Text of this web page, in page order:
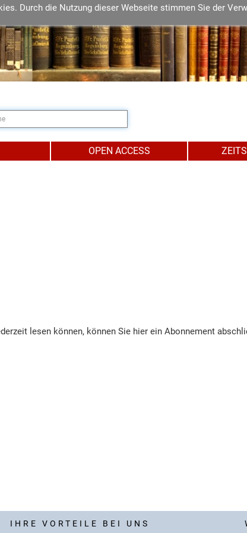
Durch die Nutzung dieser Webseite stimmen Sie der
OPEN ACCESS
lesen können, können Sie hier ein Abonnement
IHRE VORTEILE BEI UNS